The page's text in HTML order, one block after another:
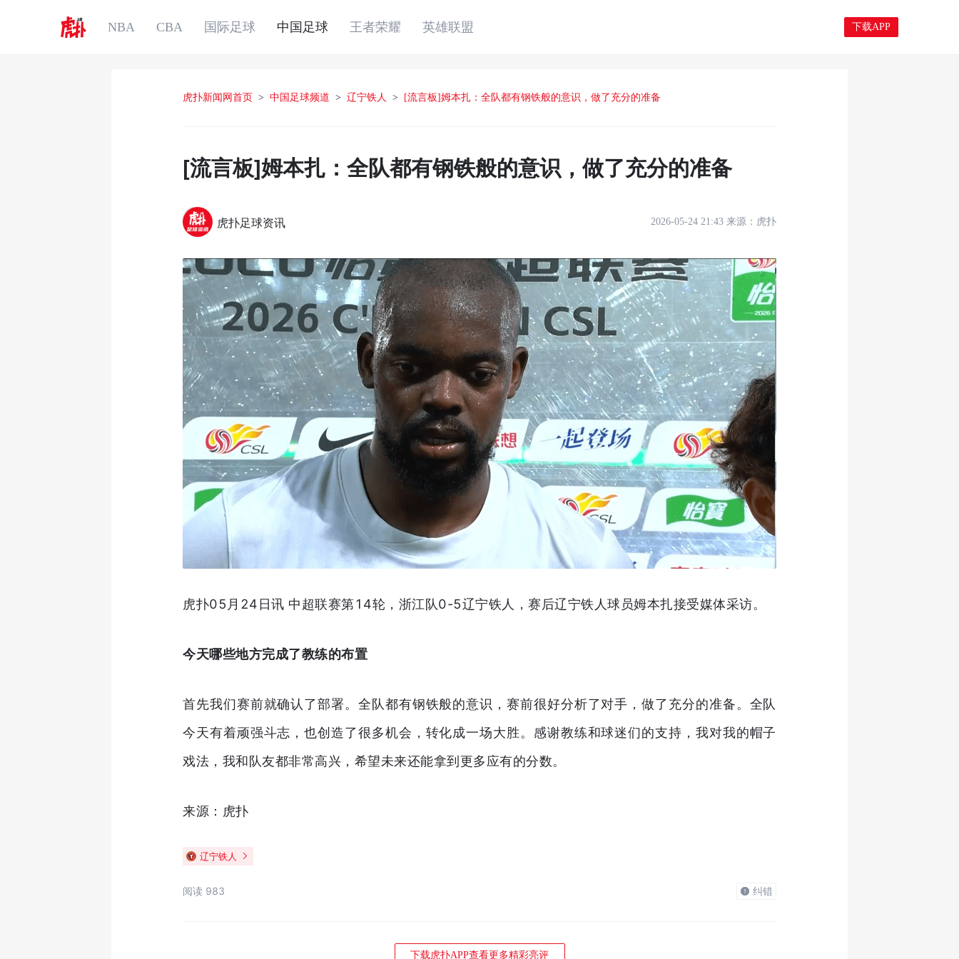
NBA CBA 国际足球 中国足球 王者荣耀 英雄联盟 下载APP
虎扑新闻网首页 > 中国足球频道 > 辽宁铁人 > [流言板]姆本扎：全队都有钢铁般的意识，做了充分的准备
[流言板]姆本扎：全队都有钢铁般的意识，做了充分的准备
虎扑足球资讯 2026-05-24 21:43 来源： 虎扑
虎扑05月24日讯 中超联赛第14轮，浙江队0-5辽宁铁人，赛后辽宁铁人球员姆本扎接受媒体采访。
今天哪些地方完成了教练的布置
首先我们赛前就确认了部署。全队都有钢铁般的意识，赛前很好分析了对手，做了充分的准备。全队
今天有着顽强斗志，也创造了很多机会，转化成一场大胜。感谢教练和球迷们的支持，我对我的帽子
戏法，我和队友都非常高兴，希望未来还能拿到更多应有的分数。
来源：虎扑
辽宁铁人
阅读 983 纠错
下载虎扑APP查看更多精彩亮评